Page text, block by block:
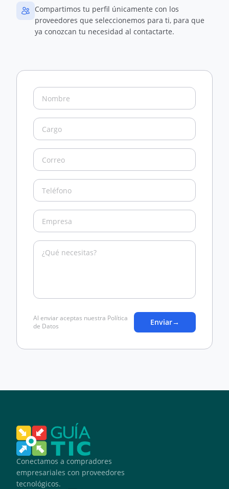
Compartimos tu perfil únicamente con los
proveedores que seleccionemos para ti, para que
ya conozcan tu necesidad al contactarte.
Al enviar aceptas nuestra Política
de Datos
Enviar→
Conectamos a compradores
empresariales con proveedores
tecnológicos.